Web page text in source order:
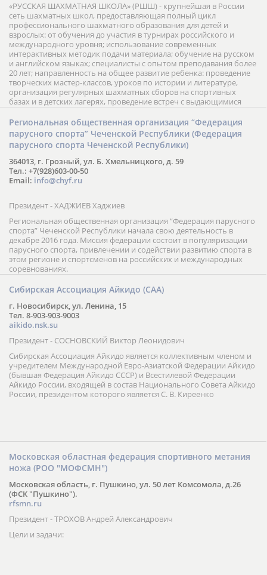
«РУССКАЯ ШАХМАТНАЯ ШКОЛА» (РШШ) - крупнейшая в России
сеть шахматных школ, предоставляющая полный цикл
профессионального шахматного образования для детей и
взрослых: от обучения до участия в турнирах российского и
международного уровня; использование современных
интерактивных методик подачи материала; обучение на русском
и английском языках; специалисты с опытом преподавания более
20 лет; направленность на общее развитие ребенка: проведение
творческих мастер-классов, уроков по истории и литературе,
организация регулярных шахматных сборов на спортивных
базах и в детских лагерях, проведение встреч с выдающимися
шахматистами; корпоративное обучение; онлайн обучение в
форме вебинаров и индивидуальных занятий, круглые столы
российских и международных тренеров, организация фестивалей;
онлайн трансляция мероприятий и турниров.
Региональная общественная организация “Федерация
парусного спорта” Чеченской Республики (Федерация
парусного спорта Чеченской Республики)
364013, г. Грозный, ул. Б. Хмельницкого, д. 59
Тел.: +7(928)603-00-50
Email: info@chyf.ru
Президент - ХАДЖИЕВ Хаджиев
Региональная общественная организация “Федерация парусного
спорта” Чеченской Республики начала свою деятельность в
декабре 2016 года. Миссия федерации состоит в популяризации
парусного спорта, привлечении и содействии развитию спорта в
этом регионе и спортсменов на российских и международных
соревнованиях.
Сибирская Ассоциация Айкидо (САА)
г. Новосибирск, ул. Ленина, 15
Тел. 8-903-903-9003
aikido.nsk.su
Президент - СОСНОВСКИЙ Виктор Леонидович
Сибирская Ассоциация Айкидо является коллективным членом и
учредителем Международной Евро-Азиатской Федерации Айкидо
(бывшая Федерация Айкидо СССР) и Всестилевой Федерации
Айкидо России, входящей в состав Национального Совета Айкидо
России, президентом которого является С. В. Киреенко
Московская областная федерация спортивного метания
ножа (РОО "МОФСМН")
Московская область, г. Пушкино, ул. 50 лет Комсомола, д.26
(ФСК "Пушкино").
rfsmn.ru
Президент - ТРОХОВ Андрей Александрович
Цели и задачи: